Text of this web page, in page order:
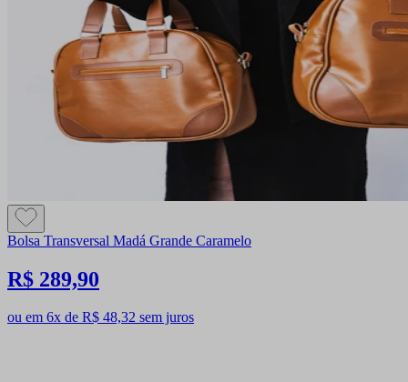
Bolsa Transversal Madá Grande Caramelo
R$ 289,90
ou em 6x de R$ 48,32 sem juros